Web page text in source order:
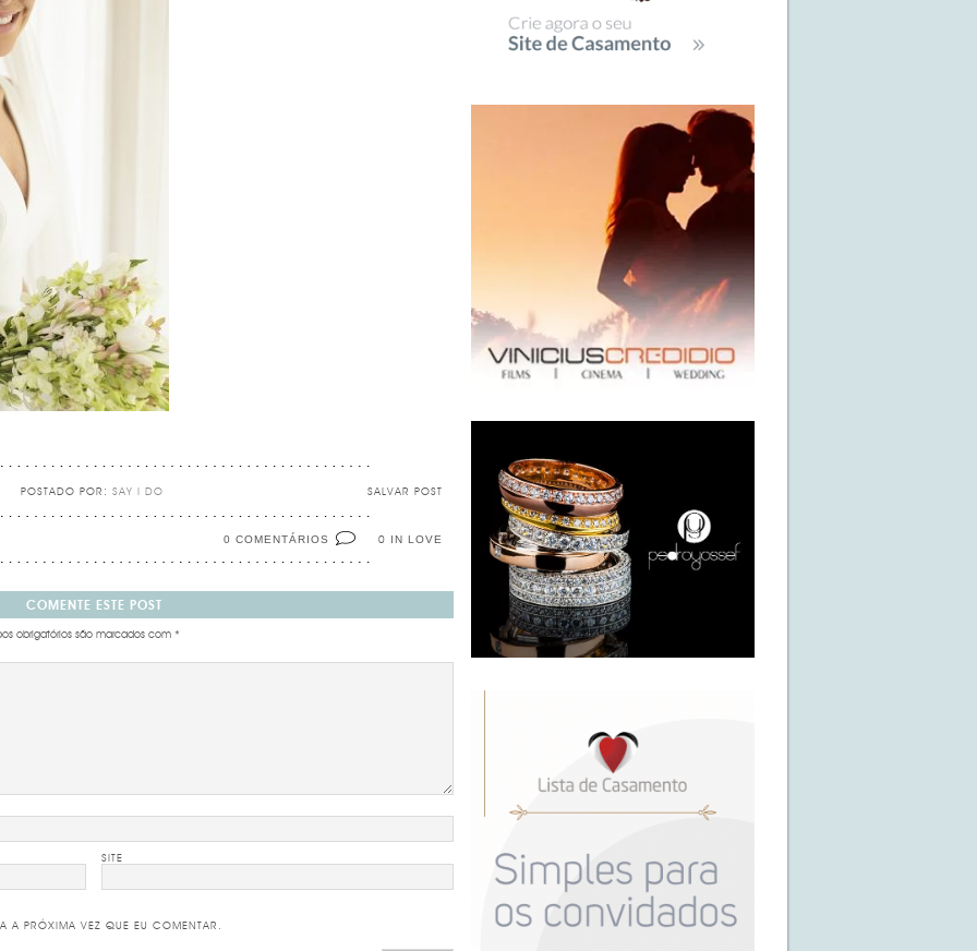
SALVAR POST
POSTADO POR: SAY I DO
0 IN LOVE
0 COMENTÁRIOS
COMENTE ESTE POST
obrigatórios são marcados com *
SITE
A PRÓXIMA VEZ QUE EU COMENTAR.